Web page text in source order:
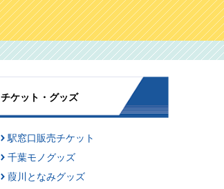
チケット・グッズ
駅窓口販売チケット
千葉モノグッズ
葭川となみグッズ